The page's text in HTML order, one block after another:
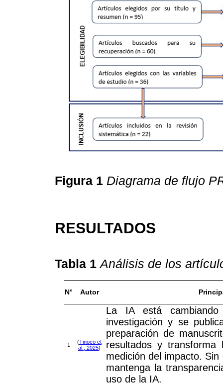
Figura 1 Diagrama de flujo
RESULTADOS
Tabla 1 Análisis de los
N° Autor
1 (Tinoco et
al., 2025)
La IA está
investigación y se
preparación de
resultados y transforma
medición del impacto.
mantenga la
uso de la IA.